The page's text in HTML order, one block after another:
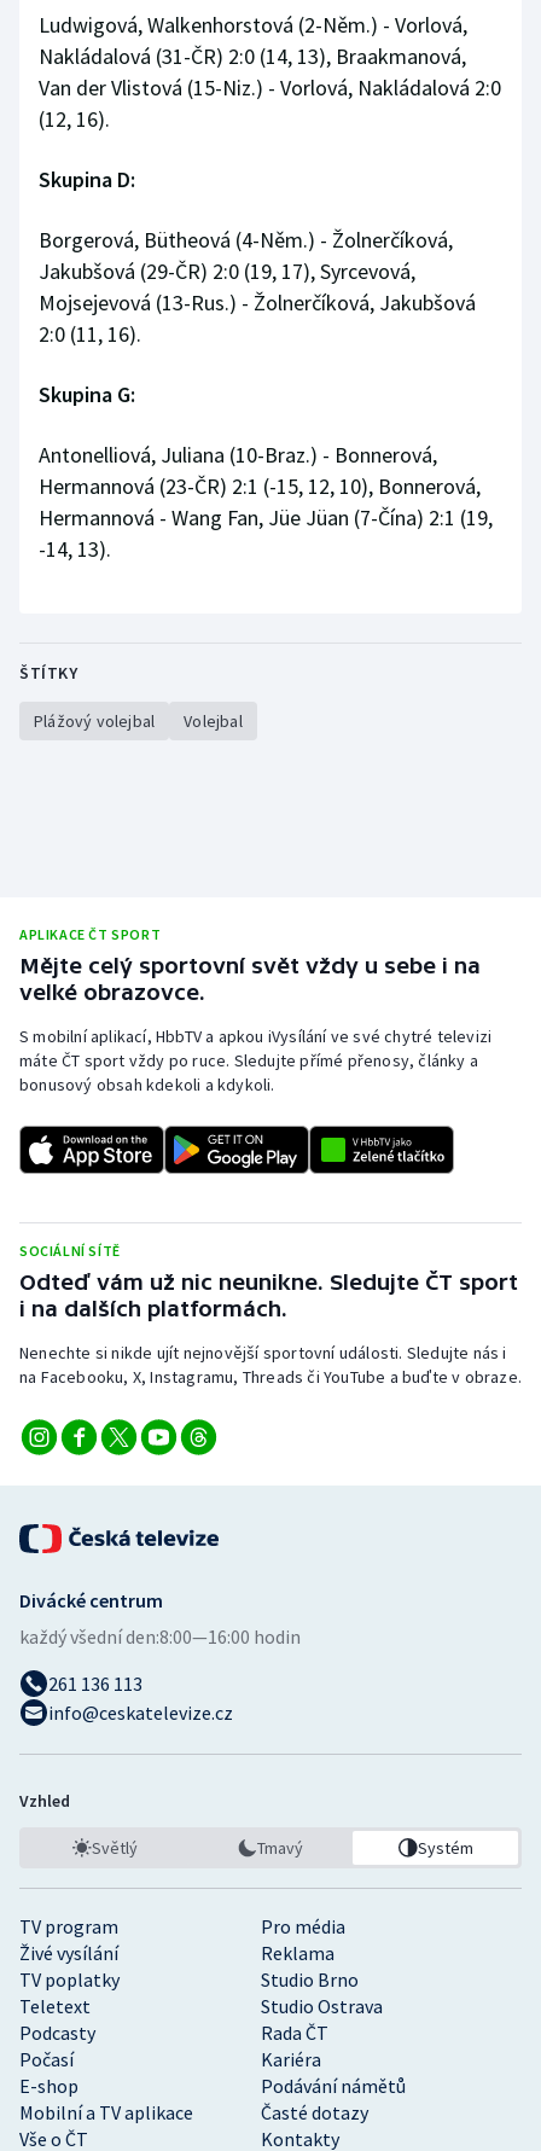
Ludwigová, Walkenhorstová (2-Něm.) - Vorlová,
Nakládalová (31-ČR) 2:0 (14, 13), Braakmanová,
Van der Vlistová (15-Niz.) - Vorlová, Nakládalová 2:0
(12, 16).
Skupina D:
Borgerová, Bütheová (4-Něm.) - Žolnerčíková,
Jakubšová (29-ČR) 2:0 (19, 17), Syrcevová,
Mojsejevová (13-Rus.) - Žolnerčíková, Jakubšová
2:0 (11, 16).
Skupina G:
Antonelliová, Juliana (10-Braz.) - Bonnerová,
Hermannová (23-ČR) 2:1 (-15, 12, 10), Bonnerová,
Hermannová - Wang Fan, Jüe Jüan (7-Čína) 2:1 (19,
-14, 13).
ŠTÍTKY
Plážový volejbal Volejbal
APLIKACE ČT SPORT
Mějte celý sportovní svět vždy u sebe i na
velké obrazovce.
S mobilní aplikací, HbbTV a apkou iVysílání ve své chytré televizi
máte ČT sport vždy po ruce. Sledujte přímé přenosy, články a
bonusový obsah kdekoli a kdykoli.
SOCIÁLNÍ SÍTĚ
Odteď vám už nic neunikne. Sledujte ČT sport
i na dalších platformách.
Nenechte si nikde ujít nejnovější sportovní události. Sledujte nás i
na Facebooku, X, Instagramu, Threads či YouTube a buďte v obraze.
TV program
Pro média
Živé vysílání
Reklama
TV poplatky
Studio Brno
Teletext
Studio Ostrava
Podcasty
Rada ČT
Počasí
Kariéra
E-shop
Podávání námětů
Mobilní a TV aplikace
Časté dotazy
Vše o ČT
Kontakty
Divácké centrum
každý všední den:8:00—16:00 hodin
261 136 113
info@ceskatelevize.cz
Vzhled
Světlý Tmavý Systém